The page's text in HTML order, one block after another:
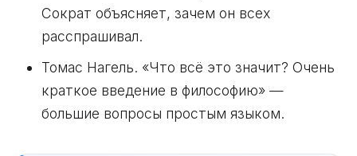
Сократ объясняет, зачем он всех
расспрашивал.
Томас Нагель. «Что всё это значит? Очень
краткое введение в философию» —
большие вопросы простым языком.